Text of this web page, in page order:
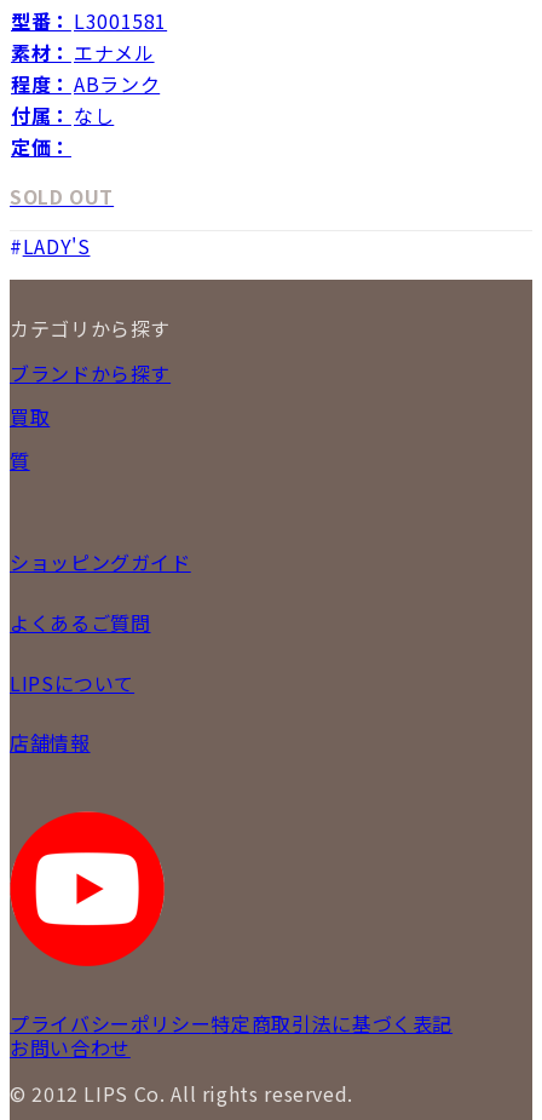
型番： L3001581
素材： エナメル
程度： ABランク
付属： なし
定価：
SOLD OUT
LADY'S
カテゴリから探す
NEW ITEM
時計
小物
ブランドから探す
買取
宅配買取
委託販売
LINE査定
買取実績
質
ショッピングガイド
商品について
お支払いについて
保証について
よくあるご質問
商品について
質について
返品について
LIPSについて
各事業部の紹介
STAFFBLOG
SNS
店舗情報
LIPS 新宿店
LIPS 札幌パルコ店
LIPS 札幌白石店
LIPS 通信販売事業部
プライバシーポリシー特定商取引法に基づく表記
お問い合わせ
© 2012 LIPS Co. All rights reserved.